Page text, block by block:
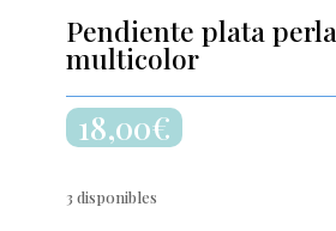
Pendiente plata perla
multicolor
18,00€
3 disponibles